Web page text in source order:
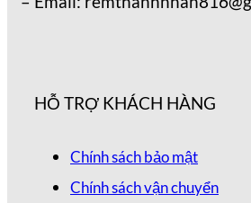
HỖ TRỢ KHÁCH HÀNG
Chính sách bảo mật
Chính sách vận chuyển